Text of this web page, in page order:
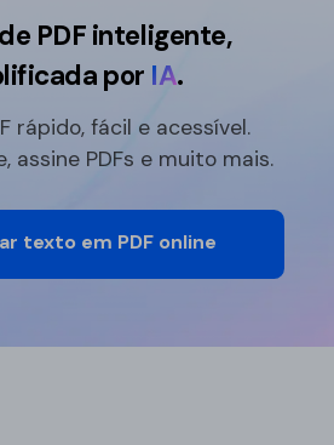
PDF inteligente,
por IA.
rápido, fácil e acessível.
assine PDFs e muito mais.
texto em PDF online